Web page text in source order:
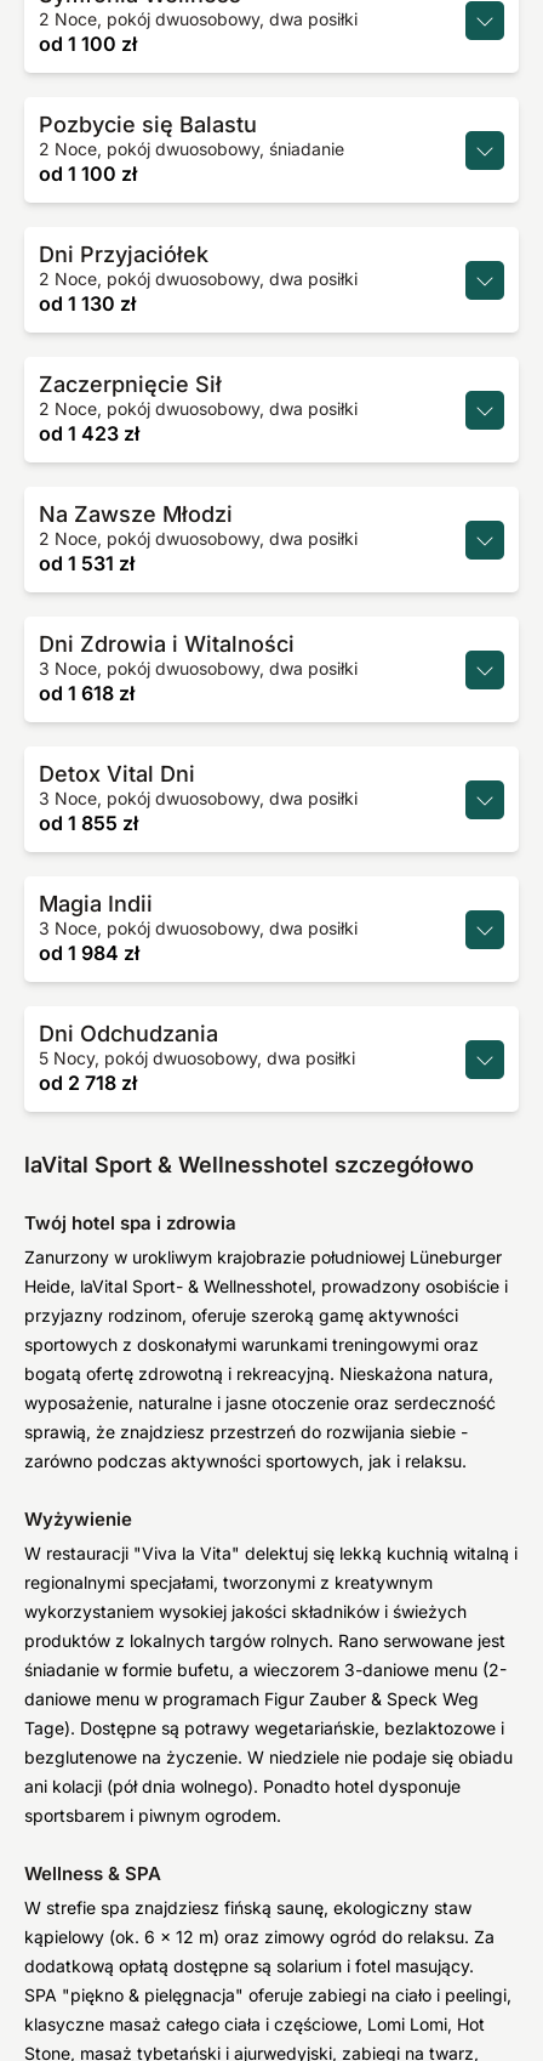
2 Noce, pokój dwuosobowy, dwa posiłki
od 1 100 zł
Pozbycie się Balastu
2 Noce, pokój dwuosobowy, śniadanie
od 1 100 zł
Dni Przyjaciółek
2 Noce, pokój dwuosobowy, dwa posiłki
od 1 130 zł
Zaczerpnięcie Sił
2 Noce, pokój dwuosobowy, dwa posiłki
od 1 423 zł
Na Zawsze Młodzi
2 Noce, pokój dwuosobowy, dwa posiłki
od 1 531 zł
Dni Zdrowia i Witalności
3 Noce, pokój dwuosobowy, dwa posiłki
od 1 618 zł
Detox Vital Dni
3 Noce, pokój dwuosobowy, dwa posiłki
od 1 855 zł
Magia Indii
3 Noce, pokój dwuosobowy, dwa posiłki
od 1 984 zł
Dni Odchudzania
5 Nocy, pokój dwuosobowy, dwa posiłki
od 2 718 zł
laVital Sport & Wellnesshotel szczegółowo
Twój hotel spa i zdrowia
Zanurzony w urokliwym krajobrazie południowej Lüneburger
Heide, laVital Sport- & Wellnesshotel, prowadzony osobiście i
przyjazny rodzinom, oferuje szeroką gamę aktywności
sportowych z doskonałymi warunkami treningowymi oraz
bogatą ofertę zdrowotną i rekreacyjną. Nieskażona natura,
wyposażenie, naturalne i jasne otoczenie oraz serdeczność
sprawią, że znajdziesz przestrzeń do rozwijania siebie -
zarówno podczas aktywności sportowych, jak i relaksu.
Wyżywienie
W restauracji "Viva la Vita" delektuj się lekką kuchnią witalną i
regionalnymi specjałami, tworzonymi z kreatywnym
wykorzystaniem wysokiej jakości składników i świeżych
produktów z lokalnych targów rolnych. Rano serwowane jest
śniadanie w formie bufetu, a wieczorem 3-daniowe menu (2-
daniowe menu w programach Figur Zauber & Speck Weg
Tage). Dostępne są potrawy wegetariańskie, bezlaktozowe i
bezglutenowe na życzenie. W niedziele nie podaje się obiadu
ani kolacji (pół dnia wolnego). Ponadto hotel dysponuje
sportsbarem i piwnym ogrodem.
Wellness & SPA
W strefie spa znajdziesz fińską saunę, ekologiczny staw
kąpielowy (ok. 6 x 12 m) oraz zimowy ogród do relaksu. Za
dodatkową opłatą dostępne są solarium i fotel masujący.
SPA "piękno & pielęgnacja" oferuje zabiegi na ciało i peelingi,
klasyczne masaż całego ciała i częściowe, Lomi Lomi, Hot
Stone, masaż tybetański i ajurwedyjski, zabiegi na twarz,